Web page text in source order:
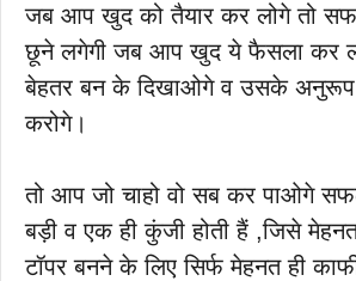
जब आप खुद को तैयार कर लोगे तो
छूने लगेगी जब आप खुद ये फैसला कर
बेहतर बन के दिखाओगे व उसके
करोगे।
तो आप जो चाहो वो सब कर पाओगे
बड़ी व एक ही कुंजी होती हैं ,जिसे
टॉपर बनने के लिए सिर्फ मेहनत ही